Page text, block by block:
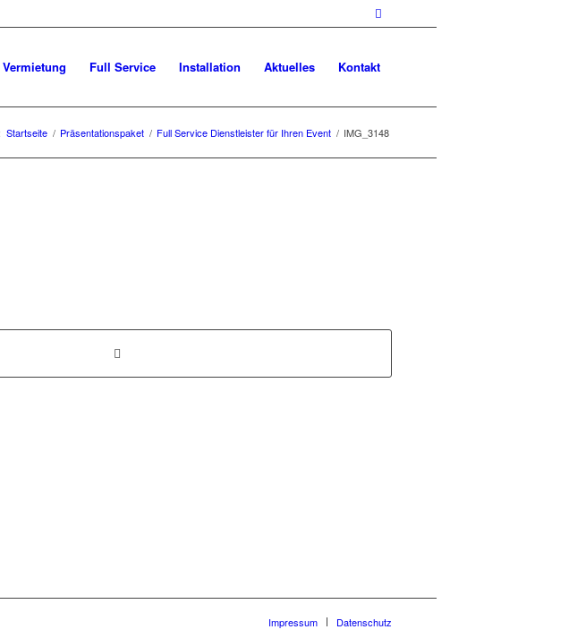
Vermietung Full Service Installation Aktuelles Kontakt
Startseite / Präsentationspaket / Full Service Dienstleister für Ihren Event / IMG_3148
Impressum Datenschutz